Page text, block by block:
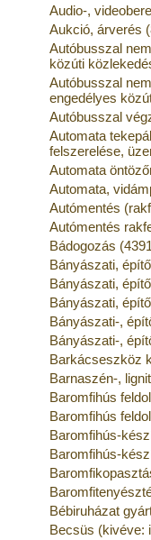
Audio-,
Aukció, árverés
Autóbusszal
közúti
Autóbusszal
engedélyes
Autóbusszal
Automata
felszerelése,
Automata
Automata,
Autómentés
Autómentés
Bádogozás
Bányászati,
Bányászati,
Bányászati,
Bányászati-,
Bányászati-,
Barkácseszköz
Barnaszén-,
Baromfihús
Baromfihús
Baromfihús-
Baromfihús-
Bébiruházat
Becsüs (kivéve: